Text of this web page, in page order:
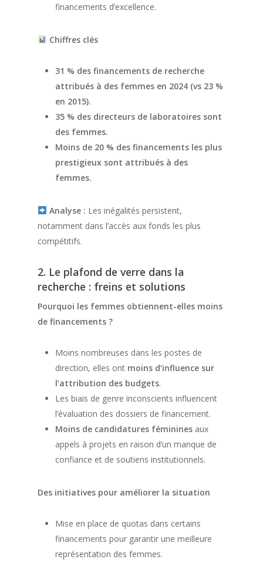
financements d’excellence.
Chiffres clés
31 % des financements de recherche
attribués à des femmes en 2024 (vs 23 %
en 2015).
35 % des directeurs de laboratoires sont
des femmes.
Moins de 20 % des financements les plus
prestigieux sont attribués à des
femmes.
Analyse : Les inégalités persistent,
notamment dans l’accès aux fonds les plus
compétitifs.
2. Le plafond de verre dans la
recherche : freins et solutions
Pourquoi les femmes obtiennent-elles moins
de financements ?
Moins nombreuses dans les postes de
direction, elles ont moins d’influence sur
l’attribution des budgets.
Les biais de genre inconscients influencent
l’évaluation des dossiers de financement.
Moins de candidatures féminines aux
appels à projets en raison d’un manque de
confiance et de soutiens institutionnels.
Des initiatives pour améliorer la situation
Mise en place de quotas dans certains
financements pour garantir une meilleure
représentation des femmes.